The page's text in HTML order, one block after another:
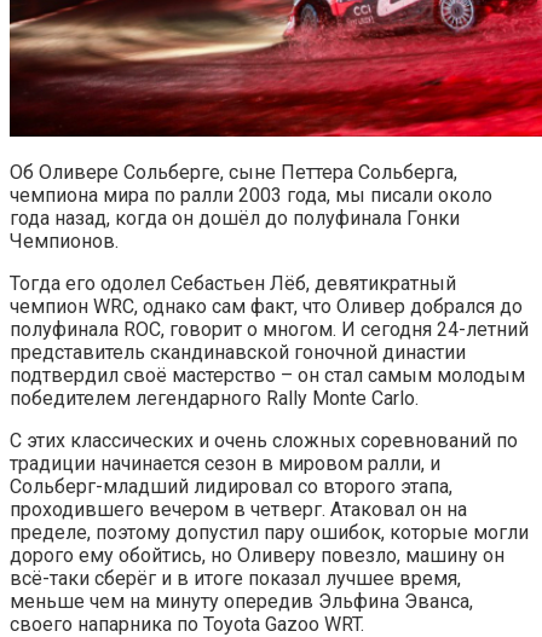
Об Оливере Сольберге, сыне Петтера Сольберга,
чемпиона мира по ралли 2003 года, мы писали около
года назад, когда он дошёл до полуфинала Гонки
Чемпионов.
Тогда его одолел Себастьен Лёб, девятикратный
чемпион WRC, однако сам факт, что Оливер добрался до
полуфинала ROC, говорит о многом. И сегодня 24-летний
представитель скандинавской гоночной династии
подтвердил своё мастерство – он стал самым молодым
победителем легендарного Rally Monte Carlo.
С этих классических и очень сложных соревнований по
традиции начинается сезон в мировом ралли, и
Сольберг-младший лидировал со второго этапа,
проходившего вечером в четверг. Атаковал он на
пределе, поэтому допустил пару ошибок, которые могли
дорого ему обойтись, но Оливеру повезло, машину он
всё-таки сберёг и в итоге показал лучшее время,
меньше чем на минуту опередив Эльфина Эванса,
своего напарника по Toyota Gazoo WRT.